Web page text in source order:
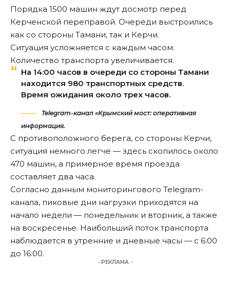
Порядка 1500 машин ждут досмотр перед
Керченской переправой. Очереди выстроились
как со стороны Тамани, так и Керчи.
Ситуация усложняется с каждым часом.
Количество транспорта увеличивается.
На 14:00 часов в очереди со стороны Тамани
находится 980 транспортных средств.
Время ожидания около трех часов.
Telegram-канал «Крымский мост: оперативная
информация.
С противоположного берега, со стороны Керчи,
ситуация немного легче — здесь скопилось около
470 машин, а примерное время проезда
составляет два часа.
Согласно данным мониторингового Telegram-
канала, пиковые дни нагрузки приходятся на
начало недели — понедельник и вторник, а также
на воскресенье. Наибольший поток транспорта
наблюдается в утренние и дневные часы — с 6:00
до 16:00.
- РЕКЛАМА -